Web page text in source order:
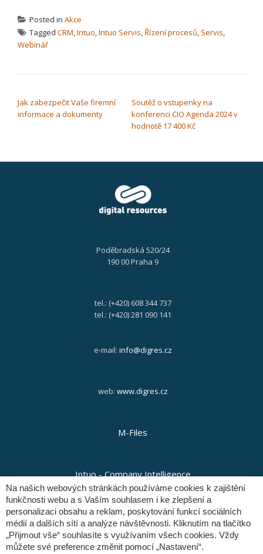
Posted in Akce
Tagged CRM,Intuo,Intuo Servis, Řízení procesů, Servis,
Webinář
Jak zabezpečit Vaše firemní
informace a dokumenty
Soutěž o vstupenky na
konferenci CIO Agenda 2024 v
hodnotě 17 400 Kč
Poděbradská 520/24
190 00 Praha 9
tel.: (+420) 608 344 737
tel.: (+420) 281 090 141
e-mail: info@digres.cz
web: www.digres.cz
M-Files
Intuo - Company Intelligence
Orange Solutions
Na našich webových stránkách používáme cookies k zajištění
funkčnosti webu a s Vaším souhlasem i ke zlepšení a
personalizaci obsahu a reklam, poskytování funkcí sociálních
médií a dalších sítí a analýze návštěvnosti. Kliknutím na tlačítko
„Přijmout vše“ souhlasíte s využívaním všech cookies. Vždy
můžete své preference změnit pomocí „Nastavení“.